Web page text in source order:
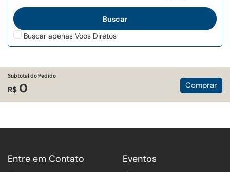
Buscar apenas Voos Diretos
Subtotal do Pedido
R$ 0 Comprar
Entre em Contato Eventos